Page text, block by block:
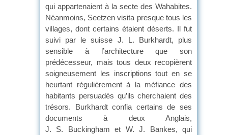
qui appartenaient à la secte des Wahabites.
Néanmoins, Seetzen visita presque tous les
villages, dont certains étaient déserts. Il fut
suivi par le suisse J. L. Burkhardt, plus
sensible à l’architecture que son
prédécesseur, mais tous deux recopièrent
soigneusement les inscriptions tout en se
heurtant régulièrement à la méfiance des
habitants persuadés qu’ils cherchaient des
trésors. Burkhardt confia certains de ses
documents à deux Anglais,
J. S. Buckingham et W. J. Bankes, qui